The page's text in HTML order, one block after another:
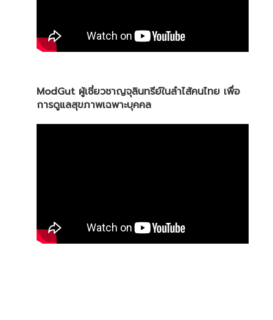
ModGut ผู้เชี่ยวชาญจุลินทรีย์ในลำไส้คนไทย เพื่อ
การดูแลสุขภาพเฉพาะบุคคล